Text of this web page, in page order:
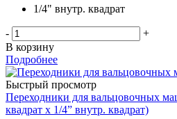
1/4" внутр. квадрат
-
+
В корзину
Подробнее
Быстрый просмотр
Переходники для вальцовочных
квадрат x 1/4” внутр. квадрат)